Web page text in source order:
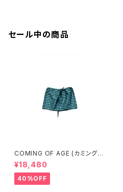
セール中の商品
COMING OF AGE (カミングオ
ブエイジ) DRAWSTRING MIN
I SKIRT（GINGHAM TURQU
OISE/BROWN）
¥18,480
40%OFF